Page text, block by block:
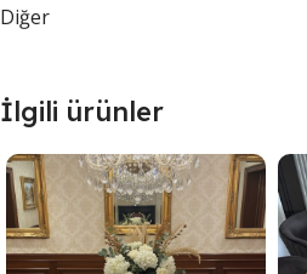
Diğer
İlgili ürünler